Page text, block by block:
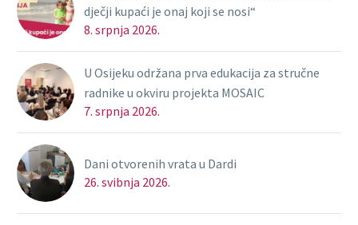
dječji kupaći je onaj koji se nosi“
8. srpnja 2026.
U Osijeku održana prva edukacija za stručne
radnike u okviru projekta MOSAIC
7. srpnja 2026.
Dani otvorenih vrata u Dardi
26. svibnja 2026.